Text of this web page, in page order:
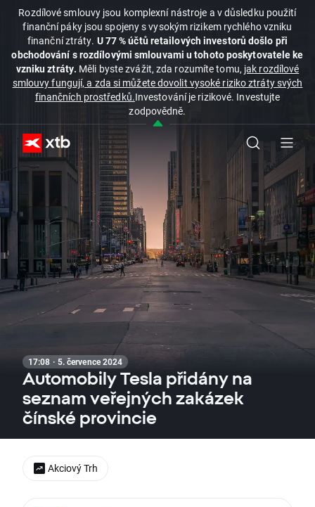
Rozdílové smlouvy jsou komplexní nástroje a v důsledku použití
finanční páky jsou spojeny s vysokým rizikem rychlého vzniku
finanční ztráty. U 77 % účtů retailových investorů došlo při
obchodování s rozdílovými smlouvami u tohoto poskytovatele ke
vzniku ztráty. Měli byste zvážit, zda rozumíte tomu, jak rozdílové
smlouvy fungují, a zda si můžete dovolit vysoké riziko ztráty svých
finančních prostředků.Investování je rizikové. Investujte
zodpovědně.
17:08 · 5. července 2024
Automobily Tesla přidány na
seznam veřejných zakázek
čínské provincie
Akciový Trh